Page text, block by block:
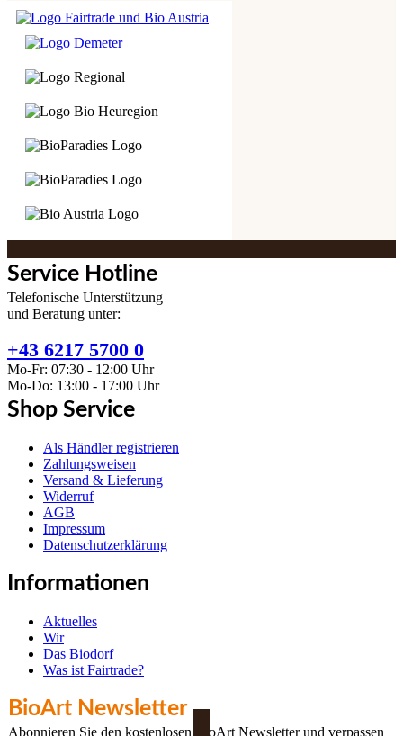
Service Hotline
Telefonische Unterstützung
und Beratung unter:
+43 6217 5700 0
Mo-Fr: 07:30 - 12:00 Uhr
Mo-Do: 13:00 - 17:00 Uhr
Shop Service
Als Händler registrieren
Zahlungsweisen
Versand & Lieferung
Widerruf
AGB
Impressum
Datenschutzerklärung
Informationen
Aktuelles
Wir
Das Biodorf
Was ist Fairtrade?
BioArt Newsletter
Abonnieren Sie den kostenlosen BioArt Newsletter und verpassen